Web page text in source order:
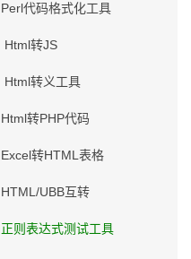
Perl代码格式化工具
Html转JS
Html转义工具
Html转PHP代码
Excel转HTML表格
HTML/UBB互转
正则表达式测试工具